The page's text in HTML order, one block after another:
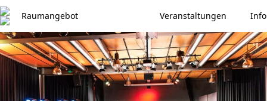
Raumangebot Veranstaltungen